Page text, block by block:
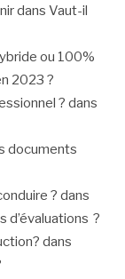
dans Vaut-il
ou 100%
2023 ?
? dans
documents
? dans
d’évaluations ?
dans